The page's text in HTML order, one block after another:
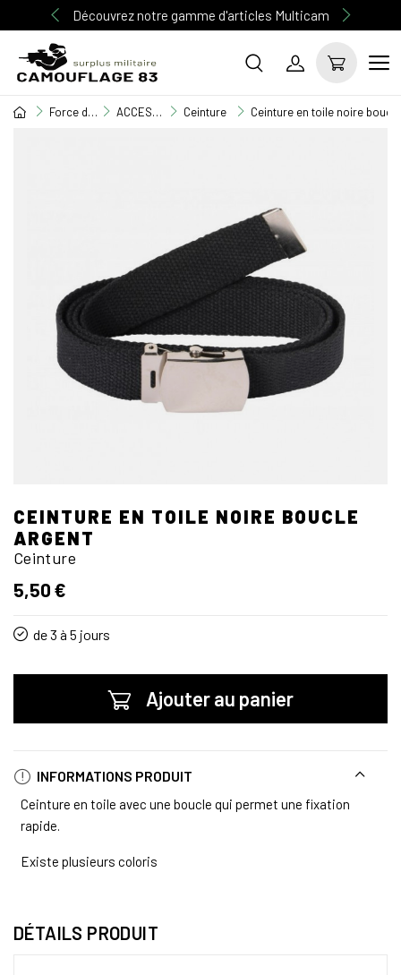
Découvrez notre gamme d'articles Multicam
Force de l'ordre ACCESSOIRES FORCES DE L'ORDRE Ceinture Ceinture en toile noire
CEINTURE EN TOILE NOIRE BOUCLE
ARGENT
Ceinture
5,50 €
de 3 à 5 jours
Ajouter au panier
INFORMATIONS PRODUIT
Ceinture en toile avec une boucle qui permet une fixation
rapide.
Existe plusieurs coloris
DÉTAILS PRODUIT